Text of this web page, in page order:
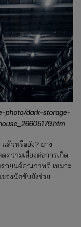
photo/dark-storage-
แล้วหรือยัง? ยาง
วามเสี่ยงต่อการเกิด
รถยนต์คุณภาพดี เหมาะ
องนักขับยังช่วย